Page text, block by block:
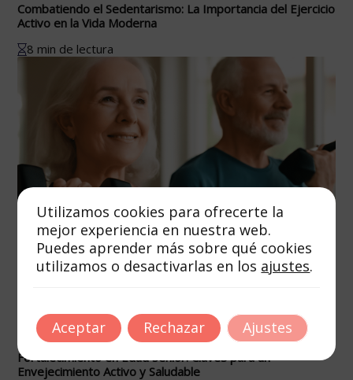
Combatiendo el Sedentarismo: La Importancia del Ejercicio
Activo en la Vida Moderna
8 min de lectura
Autor Tags
enero 1, 2026
Fortalecimiento en Edad Sénior: Claves para un
Envejecimiento Activo y Saludable
Utilizamos cookies para ofrecerte la
mejor experiencia en nuestra web.
Puedes aprender más sobre qué cookies
utilizamos o desactivarlas en los ajustes.
Aceptar Rechazar Ajustes